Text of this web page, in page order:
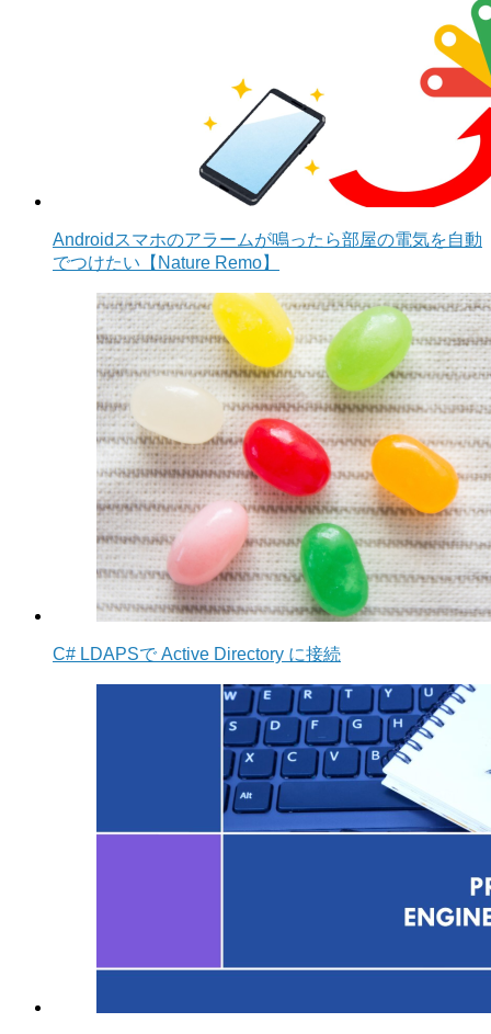
Androidスマホのアラームが鳴ったら部屋の電気を自動
でつけたい【Nature Remo】
C# LDAPSで Active Directory に接続